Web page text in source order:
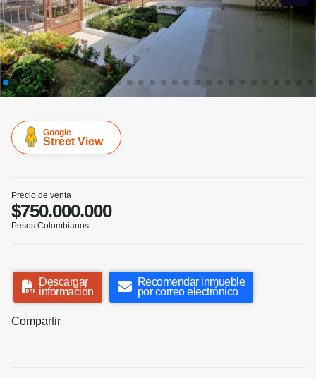
Google
Street View
Precio de venta
$750.000.000
Pesos Colombianos
Descargar
información
Recomendar inmueble
por correo electrónico
Compartir